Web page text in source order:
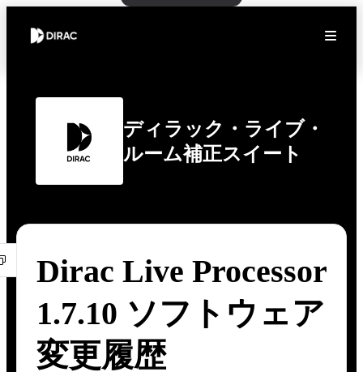
ディラック・ライブ・
ルーム補正スイート
Dirac Live Processor
1.7.10 ソフトウェア
変更履歴